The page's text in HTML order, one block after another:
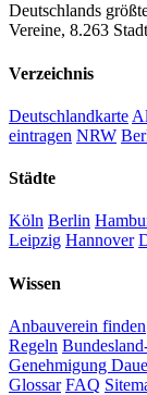
Deutschlands
Vereine, 8.263
Verzeichnis
Deutschlandkarte
eintragen NRW
Städte
Köln Berlin
Leipzig Hannover
Wissen
Anbauverein finden
Regeln
Genehmigung
Glossar FAQ